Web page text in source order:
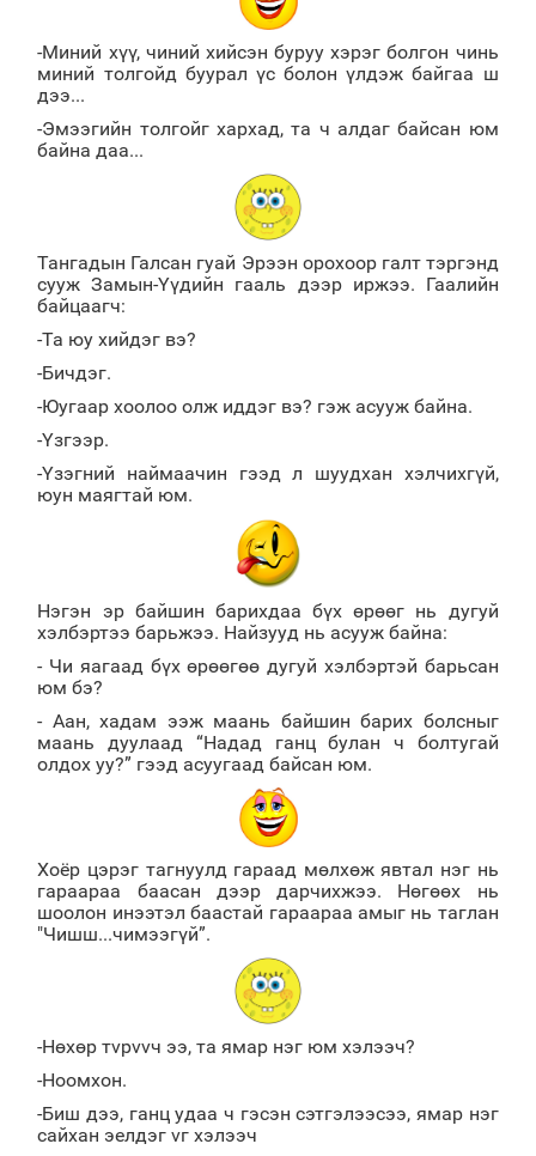
-Миний хүү, чиний хийсэн буруу хэрэг болгон чинь
миний толгойд буурал үс болон үлдэж байгаа ш
дээ...
-Эмээгийн толгойг хархад, та ч алдаг байсан юм
байна даа...
Тангадын Галсан гуай Эрээн орохоор галт тэргэнд
сууж Замын-Үүдийн гааль дээр иржээ. Гаалийн
байцаагч:
-Та юу хийдэг вэ?
-Бичдэг.
-Юугаар хоолоо олж иддэг вэ? гэж асууж байна.
-Үзгээр.
-Үзэгний наймаачин гээд л шуудхан хэлчихгүй,
юун маягтай юм.
Нэгэн эр байшин барихдаа бүх өрөөг нь дугуй
хэлбэртээ барьжээ. Найзууд нь асууж байна:
- Чи яагаад бүх өрөөгөө дугуй хэлбэртэй барьсан
юм бэ?
- Аан, хадам ээж маань байшин барих болсныг
маань дуулаад “Надад ганц булан ч болтугай
олдох уу?” гээд асуугаад байсан юм.
Хоёр цэрэг тагнуулд гараад мөлхөж явтал нэг нь
гараараа баасан дээр дарчихжээ. Нөгөөх нь
шоолон инээтэл баастай гараараа амыг нь таглан
"Чишш...чимээгүй”.
-Нөхөр тvрvvч ээ, та ямар нэг юм хэлээч?
-Ноомхон.
-Биш дээ, ганц удаа ч гэсэн сэтгэлээсээ, ямар нэг
сайхан эелдэг vг хэлээч